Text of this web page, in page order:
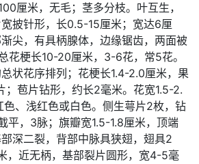
厘米，无毛；茎多分枝。叶互生，
披针形，长0.5-15厘米；宽达6厘
尖，有具柄腺体，边缘锯齿，两面被
花梗长10-20厘米，3-6花，常5花。
状花序排列；花梗长1.4-2.0厘米，果
；苞片钻形，约长2毫米。花宽1.5-2.
、浅红色或白色。侧生萼片2枚，钻
平，3脉；旗瓣宽1.5-1.8厘米，顶端
深二裂，背部中脉具狭翅，翅具2
，近无柄，基部裂片圆形，宽4-5毫